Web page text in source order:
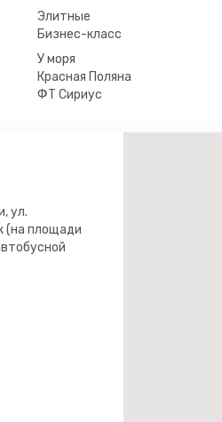
Элитные
Бизнес-класс
У моря
Красная Поляна
ФТ Сириус
ул.
(на площади